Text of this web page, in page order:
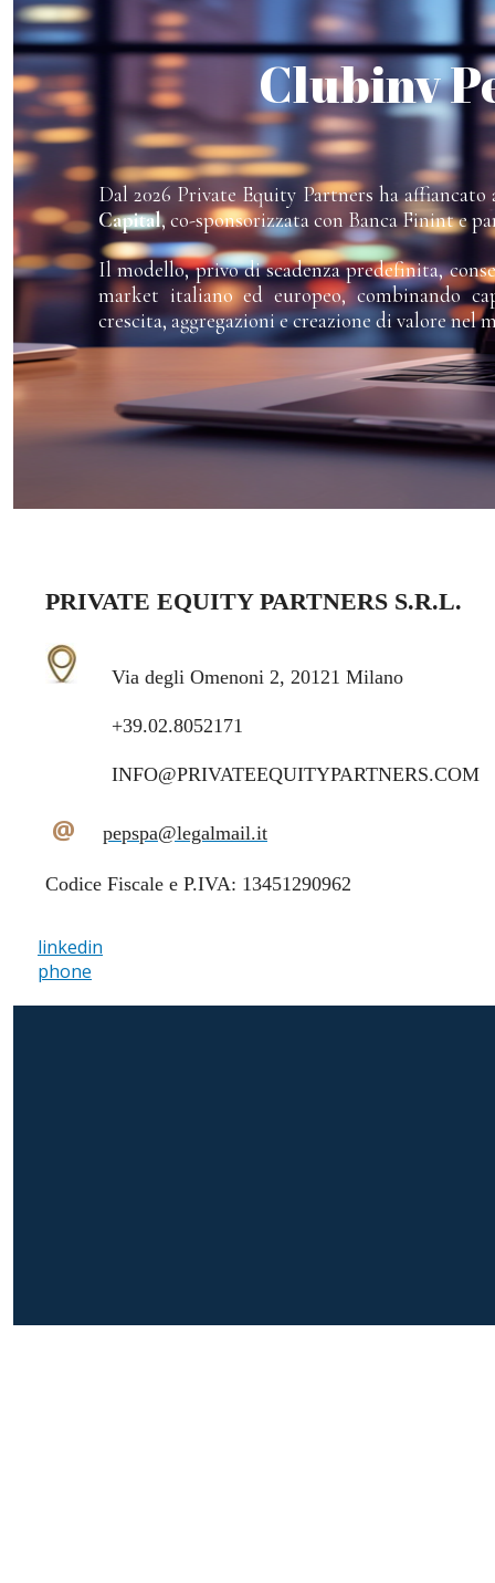
Clubinv
Dal 2026 Private Equity Partners ha
Capital, co-sponsorizzata con Banca Finint e
Il modello, privo di scadenza predefinita,
market italiano ed europeo, combinando
crescita, aggregazioni e creazione di valore nel
PRIVATE EQUITY PARTNERS S.R.L.
Via degli Omenoni 2, 20121 Milano
+39.02.8052171
INFO@PRIVATEEQUITYPARTNERS.COM
@ pepspa@legalmail.it
Codice Fiscale e P.IVA: 13451290962
linkedin
phone